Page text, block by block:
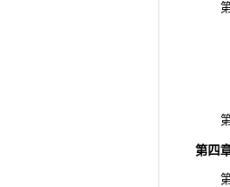
第
一
二
三
第三
第四
第